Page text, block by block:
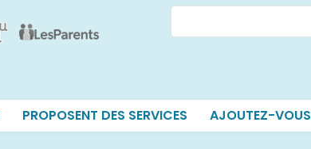
PROPOSENT DES SERVICES AJOUTEZ-VOUS